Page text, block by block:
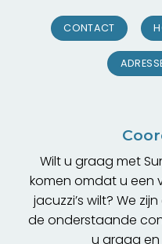
CONTACT
Wilt u graag met
komen omdat u een
jacuzzi’s wilt? We
de onderstaande
u graag en